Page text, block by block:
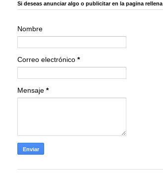
Si deseas anunciar algo o publicitar en la pagina rellena
Nombre
Correo electrónico *
Mensaje *